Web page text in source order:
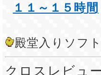
１１～１５時間
殿堂入りソフ
クロスレビュ